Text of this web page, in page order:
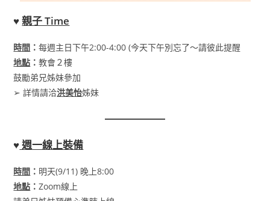
♥親子 Time
時間 ：每週主日下午2:00-4:00 (今天下午別忘了〜請彼此提醒
地點 ：教會２樓
鼓勵弟兄姊妹參加
➢ 詳情請洽洪美怡姊妹
♥週一線上裝備
時間 ： 明天(9/11) 晚上8:00
地點 ：Zoom線上